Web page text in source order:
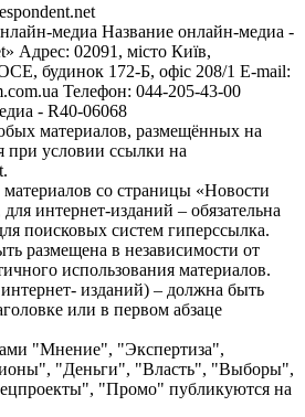
медиа Название онлайн-медиа -
Адрес: 02091, місто Київ,
будинок 172-Б, офіс 208/1 E-mail:
Телефон: 044-205-43-00
- R40-06068
материалов, размещённых на
при условии ссылки на
со страницы «Новости
интернет-изданий – обязательна
поисковых систем гиперссылка.
размещена в независимости от
использования материалов.
изданий) – должна быть
или в первом абзаце
"Мнение", "Экспертиза",
"Деньги", "Власть", "Выборы",
"Промо" публикуются на